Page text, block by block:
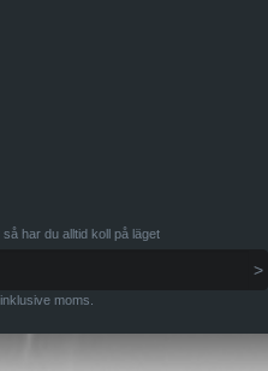
har du alltid koll på läget
moms.